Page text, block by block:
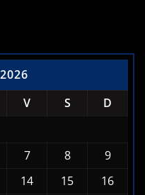
V
14 15
16
21 22
23